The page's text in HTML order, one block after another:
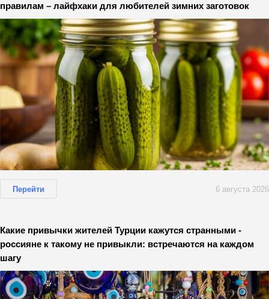
правилам – лайфхаки для любителей зимних заготовок
Перейти 6 августа 2026
Какие привычки жителей Турции кажутся странными -
россияне к такому не привыкли: встречаются на каждом
шагу